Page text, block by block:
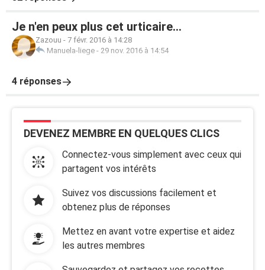
Je n'en peux plus cet urticaire...
Zazouu - 7 févr. 2016 à 14:28
Manuela-liege - 29 nov. 2016 à 14:54
4 réponses
DEVENEZ MEMBRE EN QUELQUES CLICS
Connectez-vous simplement avec ceux qui
partagent vos intérêts
Suivez vos discussions facilement et
obtenez plus de réponses
Mettez en avant votre expertise et aidez
les autres membres